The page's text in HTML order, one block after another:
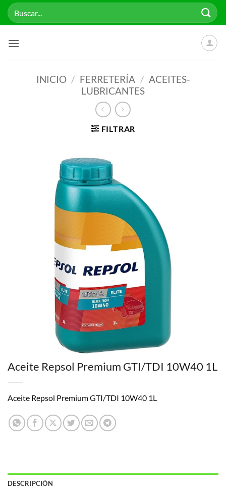
Saltar
Buscar
por:
INICIO / FERRETERÍA / ACEITES-
LUBRICANTES
FILTRAR
Aceite Repsol Premium GTI/TDI 10W40 1L
Aceite Repsol Premium GTI/TDI 10W40 1L
DESCRIPCIÓN